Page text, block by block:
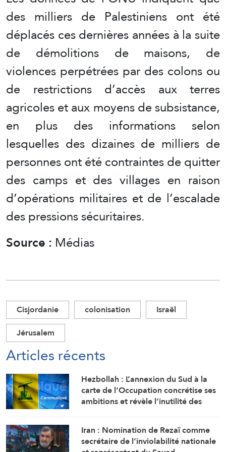
des milliers de Palestiniens ont été
déplacés ces dernières années à la suite
de démolitions de maisons, de
violences perpétrées par des colons ou
de restrictions d’accès aux terres
agricoles et aux moyens de subsistance,
en plus des informations selon
lesquelles des dizaines de milliers de
personnes ont été contraintes de quitter
des camps et des villages en raison
d’opérations militaires et de l’escalade
des pressions sécuritaires.
Source : Médias
Cisjordanie colonisation
Israël
Jérusalem
Articles récents
Hezbollah : L’annexion du Sud à la
carte de l’Occupation concrétise ses
ambitions et révèle l’inutilité des
Iran : Nomination de Rezaï comme
secrétaire de l’inviolabilité nationale